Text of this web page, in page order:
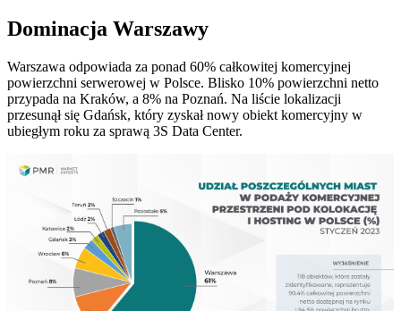
Dominacja Warszawy
Warszawa odpowiada za ponad 60% całkowitej komercyjnej
powierzchni serwerowej w Polsce. Blisko 10% powierzchni netto
przypada na Kraków, a 8% na Poznań. Na liście lokalizacji
przesunął się Gdańsk, który zyskał nowy obiekt komercyjny w
ubiegłym roku za sprawą 3S Data Center.